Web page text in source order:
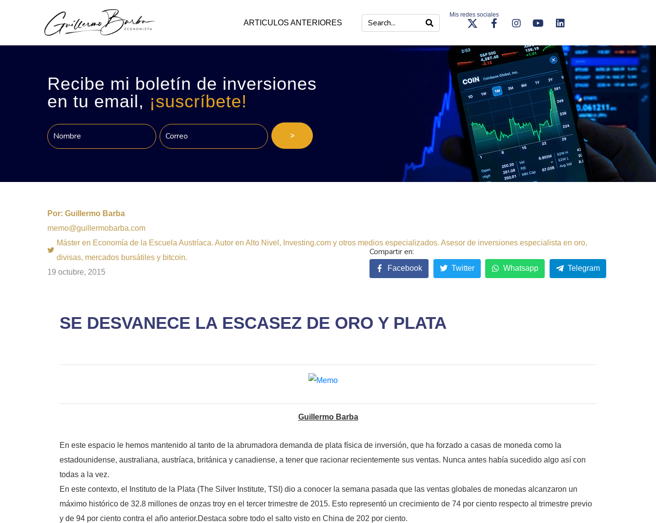
ARTICULOS ANTERIORES
Mis redes sociales
Recibe mi boletín de inversiones
en tu email, ¡suscríbete!
>
Por: Guillermo Barba
memo@guillermobarba.com
Máster en Economía de la Escuela Austríaca. Autor en Alto Nivel, Investing.com y otros medios especializados. Asesor de inversiones especialista en oro,
divisas, mercados bursátiles y bitcoin.
19 octubre, 2015
SE DESVANECE LA ESCASEZ DE ORO Y PLATA
Guillermo Barba
En este espacio le hemos mantenido al tanto de la abrumadora demanda de plata física de inversión, que ha forzado a casas de moneda como la
estadounidense, australiana, austríaca, británica y canadiense, a tener que racionar recientemente sus ventas. Nunca antes había sucedido algo así con
todas a la vez.
En este contexto, el Instituto de la Plata (The Silver Institute, TSI) dio a conocer la semana pasada que las ventas globales de monedas alcanzaron un
máximo histórico de 32.8 millones de onzas troy en el tercer trimestre de 2015. Esto representó un crecimiento de 74 por ciento respecto al trimestre previo
y de 94 por ciento contra el año anterior.Destaca sobre todo el salto visto en China de 202 por ciento.
Facebook Twitter Whatsapp Telegram